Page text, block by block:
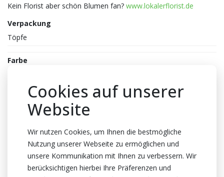
Kein Florist aber schön Blumen fan? www.lokalerflorist.de
Verpackung
Töpfe
Farbe
17cm Höhe
1 Schnitte
Cookies auf unserer
Website
Wir nutzen Cookies, um Ihnen die bestmögliche
Nutzung unserer Webseite zu ermöglichen und
unsere Kommunikation mit Ihnen zu verbessern. Wir
berücksichtigen hierbei Ihre Präferenzen und